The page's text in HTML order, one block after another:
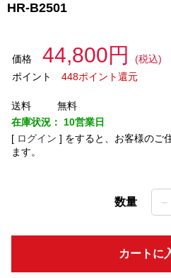
HR-B2501
価格 44,800円
(税込)
ポイント
448ポイント還元
送料
無料
在庫状況： 10営業日
[ ログイン ] をすると、お客様のご
ます。
数量 －
カートに